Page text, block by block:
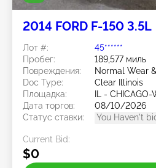
2014 FORD F-150 3.5L
Лот #:
45******
Пробег:
189,577 миль
Повреждения:
Normal Wear
Doc Type:
Clear Illinois
Площадка:
IL - CHICAGO-
Дата торгов:
08/10/2026
Статус ставки:
You Haven't
Current Bid:
$0